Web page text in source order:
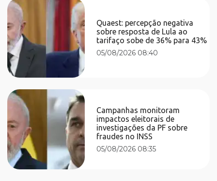
Quaest: percepção negativa
sobre resposta de Lula ao
tarifaço sobe de 36% para 43%
05/08/2026 08:40
Campanhas monitoram
impactos eleitorais de
investigações da PF sobre
fraudes no INSS
05/08/2026 08:35